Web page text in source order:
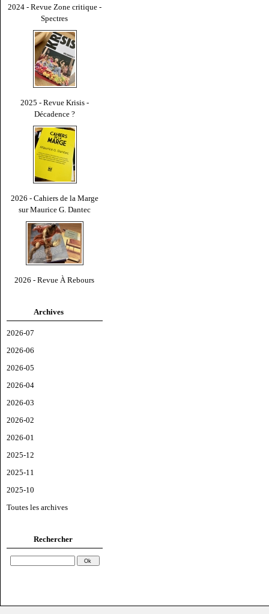
2024 - Revue Zone critique -
Spectres
2025 - Revue Krisis -
Décadence ?
2026 - Cahiers de la Marge
sur Maurice G. Dantec
2026 - Revue À Rebours
Archives
2026-07
2026-06
2026-05
2026-04
2026-03
2026-02
2026-01
2025-12
2025-11
2025-10
Toutes les archives
Rechercher